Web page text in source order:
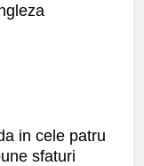
in cele patru
sfaturi